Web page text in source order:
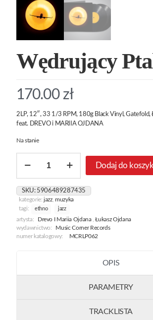
Wędrujący
170.00 zł
2LP, 12″, 33 1/3 RPM, 180g Black Vinyl,
feat. DREVO i MARIIA OJDANA
Na stanie
Wędrujący
Dodaj do
SKU: 5906489287435
kategorie: jazz,muzyka
tagi:
ethno jazz
artysta: Drevo I Mariia Ojdana,Łukasz Ojdana
wydawnictwo:
Music Corner Records
numer katalogowy:
MCRLP062
OPIS
PARAMETRY
TRACKLISTA